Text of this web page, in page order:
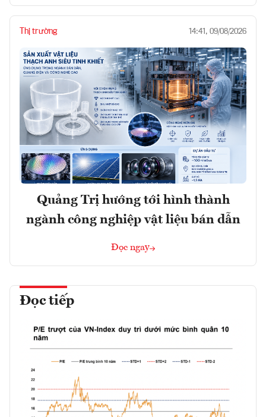
Thị trường 14:41, 09/08/2026
Quảng Trị hướng tới hình thành
ngành công nghiệp vật liệu bán dẫn
Đọc ngay
Đọc tiếp